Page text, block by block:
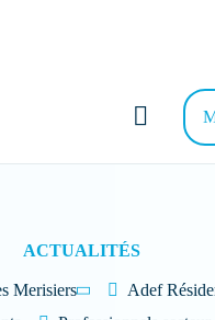
ACTUALITÉS
Merisiers
Adef
et
pouvons-